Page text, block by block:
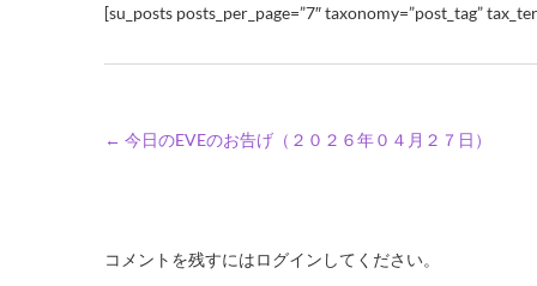
[su_posts posts_per_page=”7″ taxonomy=”post_tag”
← 今日のEVEのお告げ（２０２６年０４月２７日）
コメントを残すにはログインしてください。